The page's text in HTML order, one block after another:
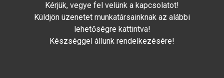
Kérjük, vegye fel velünk a kapcsolatot!
Küldjön üzenetet munkatársainknak az alábbi
lehetőségre kattintva!
Készséggel állunk rendelkezésére!